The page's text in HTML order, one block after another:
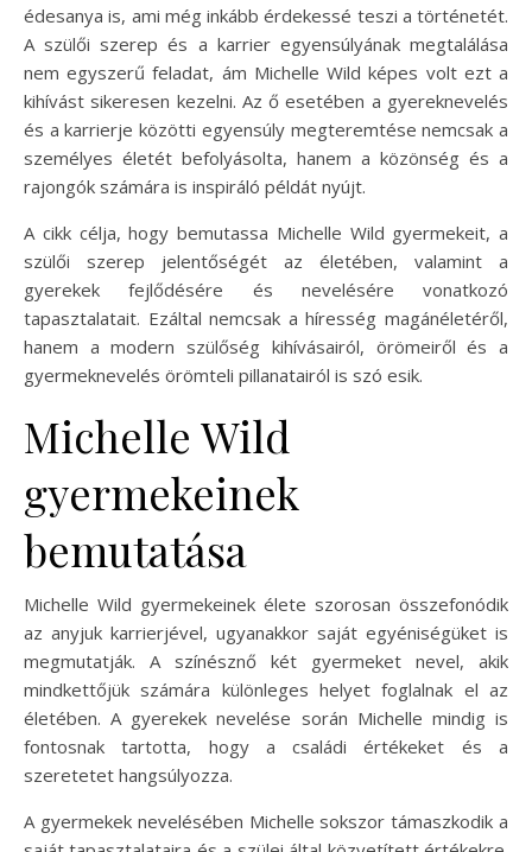
édesanya is, ami még inkább érdekessé teszi a történetét.
A szülői szerep és a karrier egyensúlyának megtalálása
nem egyszerű feladat, ám Michelle Wild képes volt ezt a
kihívást sikeresen kezelni. Az ő esetében a gyereknevelés
és a karrierje közötti egyensúly megteremtése nemcsak a
személyes életét befolyásolta, hanem a közönség és a
rajongók számára is inspiráló példát nyújt.
A cikk célja, hogy bemutassa Michelle Wild gyermekeit, a
szülői szerep jelentőségét az életében, valamint a
gyerekek fejlődésére és nevelésére vonatkozó
tapasztalatait. Ezáltal nemcsak a híresség magánéletéről,
hanem a modern szülőség kihívásairól, örömeiről és a
gyermeknevelés örömteli pillanatairól is szó esik.
Michelle Wild
gyermekeinek
bemutatása
Michelle Wild gyermekeinek élete szorosan összefonódik
az anyjuk karrierjével, ugyanakkor saját egyéniségüket is
megmutatják. A színésznő két gyermeket nevel, akik
mindkettőjük számára különleges helyet foglalnak el az
életében. A gyerekek nevelése során Michelle mindig is
fontosnak tartotta, hogy a családi értékeket és a
szeretetet hangsúlyozza.
A gyermekek nevelésében Michelle sokszor támaszkodik a